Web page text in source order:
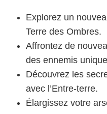
Explorez un
Terre des Ombres.
Affrontez de
des ennemis
Découvrez les
avec l’Entre-terre.
Élargissez votre